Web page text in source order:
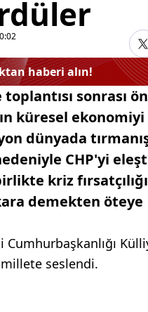
haberi alın!
sonrası
küresel
dünyada
CHP'yi
kriz
demekten öteye
millete seslendi.